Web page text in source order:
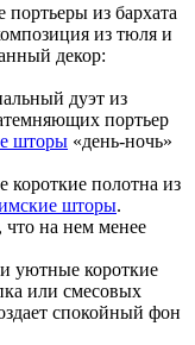
из бархата
из тюля и
декор:
дуэт из
портьер
шторы «день-ночь»
полотна из
шторы.
на нем менее
уютные короткие
или смесовых
спокойный фон